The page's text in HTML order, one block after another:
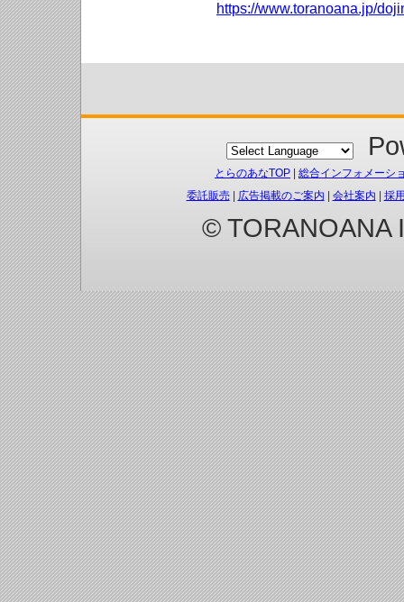
https://www.toranoana.jp/
とらのあなTOP
総合インフォメーシ
委託販売| 広告掲載のご案内 会社案内 採
© TORANOANA